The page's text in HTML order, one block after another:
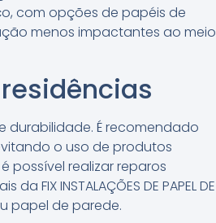
com opções de papéis de
menos impactantes ao meio
durabilidade. É recomendado
o uso de produtos
possível realizar reparos
INSTALAÇÕES DE PAPEL DE
papel de parede.